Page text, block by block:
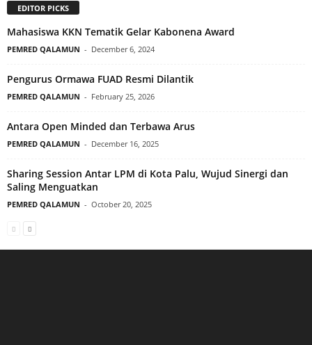
EDITOR PICKS
Mahasiswa KKN Tematik Gelar Kabonena Award
PEMRED QALAMUN - December 6, 2024
Pengurus Ormawa FUAD Resmi Dilantik
PEMRED QALAMUN - February 25, 2026
Antara Open Minded dan Terbawa Arus
PEMRED QALAMUN - December 16, 2025
Sharing Session Antar LPM di Kota Palu, Wujud Sinergi dan
Saling Menguatkan
PEMRED QALAMUN - October 20, 2025